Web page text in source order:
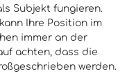
Subjekt fungieren.
Ihre Position im
immer an der
achten, dass die
werden.